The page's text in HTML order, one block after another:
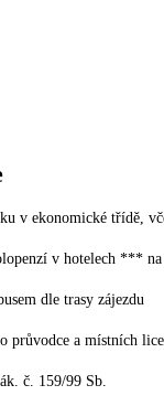
v ekonomické třídě,
v hotelech *** na
dle trasy zájezdu
průvodce a místních
č. 159/99 Sb.